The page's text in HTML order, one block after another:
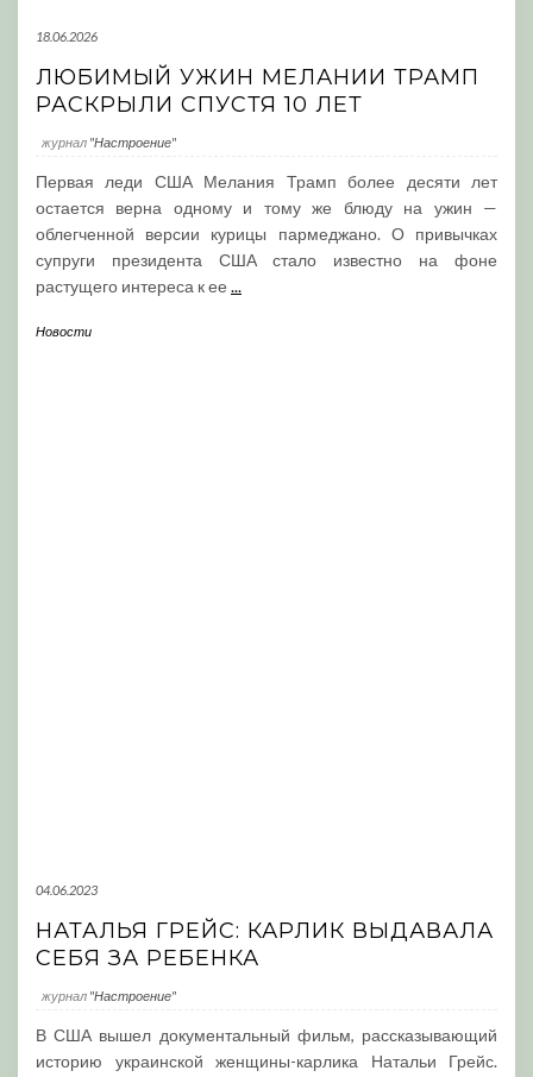
18.06.2026
ЛЮБИМЫЙ УЖИН МЕЛАНИИ ТРАМП
РАСКРЫЛИ СПУСТЯ 10 ЛЕТ
журнал "Настроение"
Первая леди США Мелания Трамп более десяти лет
остается верна одному и тому же блюду на ужин —
облегченной версии курицы пармеджано. О привычках
супруги президента США стало известно на фоне
растущего интереса к ее ...
Новости
04.06.2023
НАТАЛЬЯ ГРЕЙС: КАРЛИК ВЫДАВАЛА
СЕБЯ ЗА РЕБЕНКА
журнал "Настроение"
В США вышел документальный фильм, рассказывающий
историю украинской женщины-карлика Натальи Грейс.